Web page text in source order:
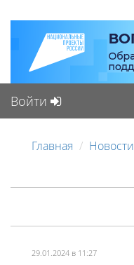
Войти
Главная Новости
29.01.2024 в 11:27